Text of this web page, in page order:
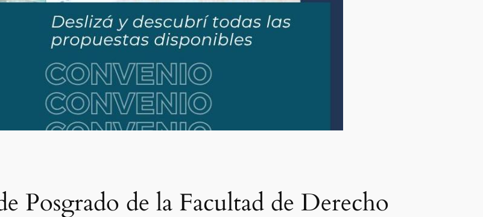
Posgrado de la Facultad de Derecho